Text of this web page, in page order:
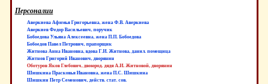
Персоналии
Аверкиева Афимья Григорьевна, жена Ф.В. Аверкиева
Аверкиев Федор Васильевич, поручик
Бобоедова Ульяна Алексеевна, жена П.П. Бобоедова
Бобоедов Павел Петрович, прапорщик
Житнова Анна Ивановна, вдова Г.И. Житнова, данил. помещица
Житнов Григорий Иванович, дворянин
Оботуров Яков Глебович, двоюрод. дядя А.И. Житновой, дворянин
Шишкина Прасковья Ивановна, жена П.С. Шишкина
Шишкин Петр Семенович, действ. стат. сов.